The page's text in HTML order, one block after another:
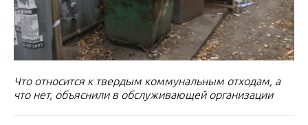
Что относится к твердым коммунальным отходам, а
что нет, объяснили в обслуживающей организации